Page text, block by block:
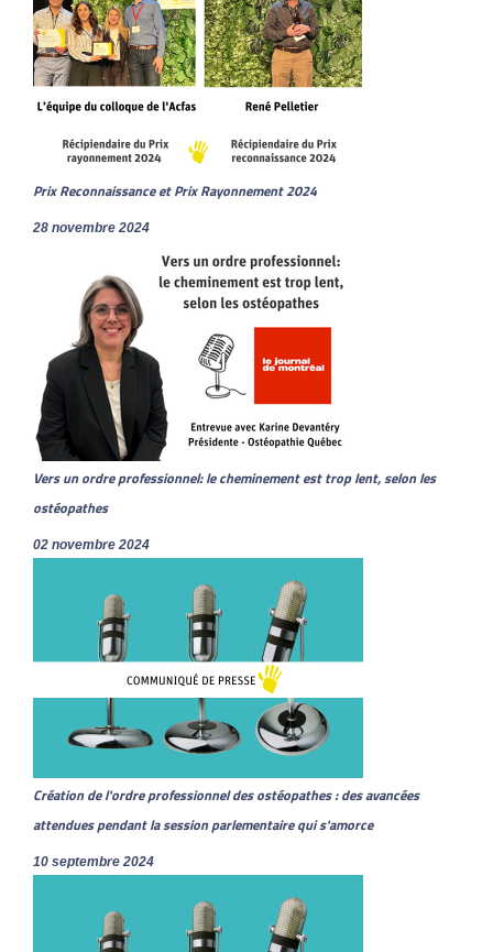
Prix Reconnaissance et Prix Rayonnement 2024
28 novembre 2024
Vers un ordre professionnel: le cheminement est trop lent, selon les
ostéopathes
02 novembre 2024
Création de l'ordre professionnel des ostéopathes : des avancées
attendues pendant la session parlementaire qui s'amorce
10 septembre 2024